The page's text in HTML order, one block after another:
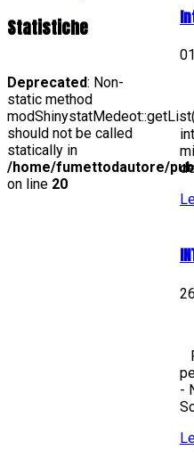
-
Statistiche
Deprecated: Non-
static method
should not be called
statically in
/home/fumettodautore/
on line 20